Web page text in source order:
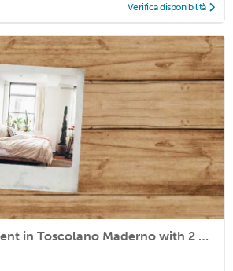
Verifica disponibilità
Stunning apartment in Toscolano Maderno with 2 Bedrooms and WiFi